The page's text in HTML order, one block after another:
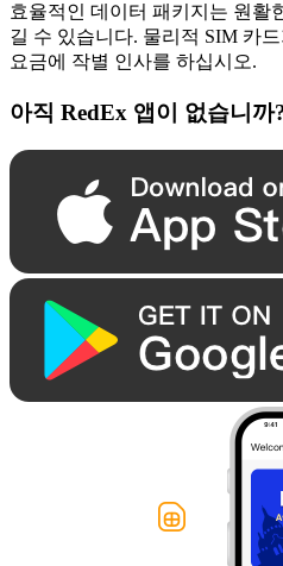
효율적인 데이터 패키지는 원활
길 수 있습니다. 물리적 SIM 카
요금에 작별 인사를 하십시오.
아직 RedEx 앱이 없습니까